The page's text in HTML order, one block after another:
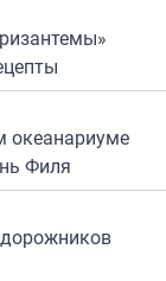
океанариуме
Филя